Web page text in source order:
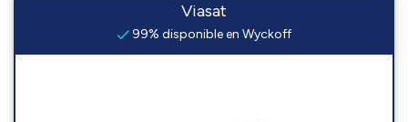
Viasat
99% disponible en Wyckoff